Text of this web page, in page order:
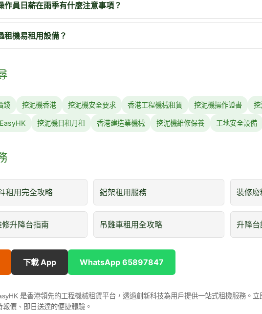
作員日薪在雨季有什麼注意事項？
租機易租用設備？
錢 挖泥機香港 挖泥機安全要求 香港工程機械租賃 挖泥機操作證書 挖
挖泥機日租月租 香港建造業機械 挖泥機維修保養 工地安全設備
租用完全攻略 鋁架租用服務 裝修廢
升降台指南 吊雞車租用全攻略 升降台
下載 App WhatsApp 65897847
是香港領先的工程機械租賃平台，透過創新科技為用戶提供一站式租機服務。立
報價、即日送達的便捷體驗。